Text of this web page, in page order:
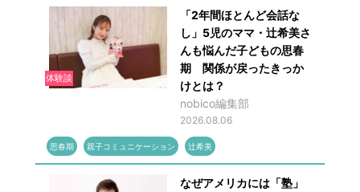
体験談
「2年間ほとんど会話な
し」5児のママ・辻希美さ
んも悩んだ子どもの思春
期 関係が戻ったきっか
けとは？
nobico編集部
2026.08.06
思春期 親子コミュニケーション 辻希美
なぜアメリカには「塾」